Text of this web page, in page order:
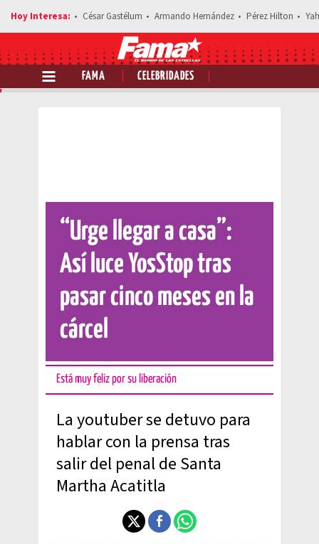
César Gastélum Armando Hernández Pérez Hilton
FAMA CELEBRIDADES
Comparte esta noticia
“Urge llegar a casa”:
Así luce YosStop tras
pasar cinco meses en la
cárcel
Está muy feliz por su liberación
La youtuber se detuvo para
hablar con la prensa tras
salir del penal de Santa
Martha Acatitla